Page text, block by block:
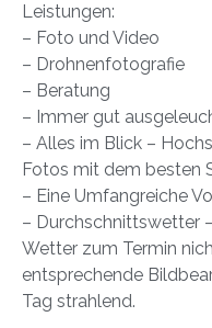
Leistungen:
– Foto und Video
– Drohnenfotografie
– Beratung
– Immer gut
– Alles im Blick –
Fotos mit dem besten
– Eine Umfangreiche
– Durchschnittswetter
Wetter zum Termin
entsprechende
Tag strahlend.